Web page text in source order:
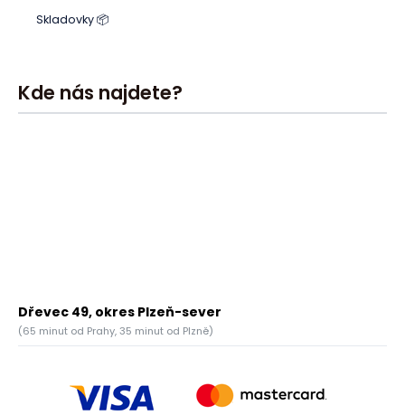
Skladovky 📦
Kde nás najdete?
Dřevec 49, okres Plzeň-sever
(65 minut od Prahy, 35 minut od Plzně)